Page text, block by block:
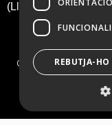
(Lleida)
Copyright ©REBUTJA-